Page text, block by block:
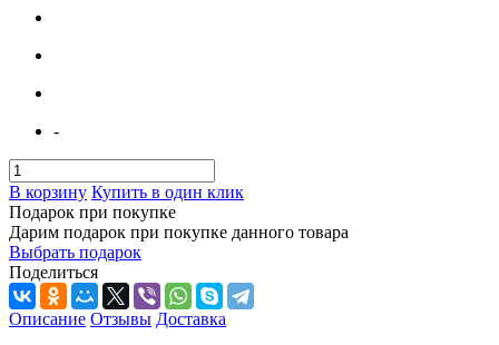
-
В корзину Купить в один клик
Подарок при покупке
Дарим подарок при покупке данного товара
Выбрать подарок
Поделиться
Описание Отзывы Доставка